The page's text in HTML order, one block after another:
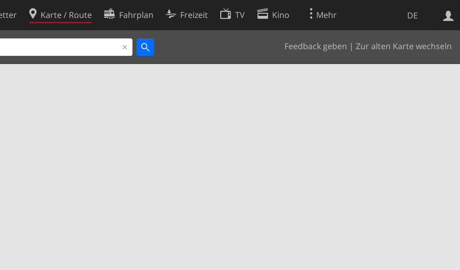
DE
Karte / Route Fahrplan Freizeit TV Kino Mehr
Feedback geben | Zur alten Karte wechseln
Websuche
Cookie-Richtlinie
Cookie-Einstellungen